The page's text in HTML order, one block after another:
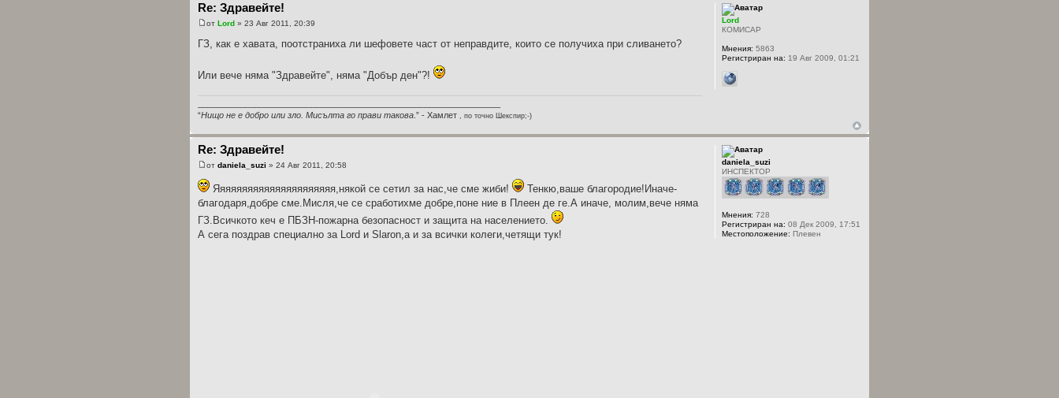
Re: Здравейте!
от Lord » 23 Авг 2011, 20:39
ГЗ, как е хавата, поотстраниха ли шефовете част от неправдите, които се получиха при сливането?
Или вече няма "Здравейте", няма "Добър ден"?!
“Нищо не е добро или зло. Мисълта го прави такова .” - Хамлет , по точно Шекспир;-)
Lord
КОМИСАР
Мнения: 5863
Регистриран на: 19 Авг 2009, 01:21
Re: Здравейте!
от daniela_suzi » 24 Авг 2011, 20:58
Яяяяяяяяяяяяяяяяяяяяяя,някой се сетил за нас,че сме жиби!
Тенкю,ваше благородие!Иначе-
благодаря,добре сме.Мисля,че се сработихме добре,поне ние в Плеен де ге.А иначе, молим,вече няма
ГЗ.Всичкото кеч е ПБЗН-пожарна безопасност и защита на населението.
А сега поздрав специално за Lord и Slaron,а и за всички колеги,четящи тук!
daniela_suzi
ИНСПЕКТОР
Мнения: 728
Регистриран на: 08 Дек 2009, 17:51
Местоположение: Плевен